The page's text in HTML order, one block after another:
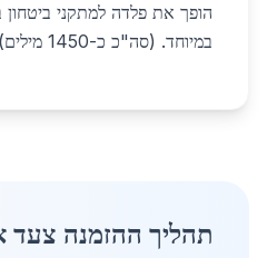
הופך את פלדה למתקני ביטחון
במיוחד. (סה"כ כ-1450 מילים)
תהליך ההזמנה